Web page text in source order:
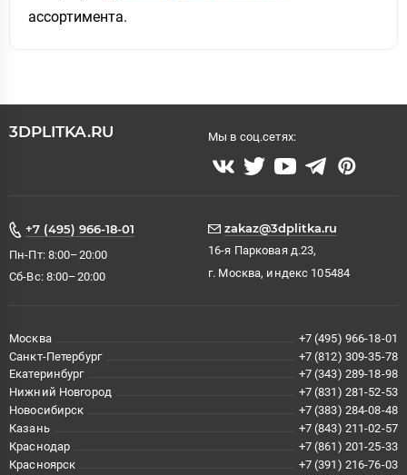
ассортимента.
3DPLITKA.RU Мы в соц.сетях:
+7 (495) 966-18-01
Пн-Пт: 8:00–20:00
Сб-Вс: 8:00–20:00
zakaz@3dplitka.ru
16-я Парковая д.23,
г. Москва, индекс 105484
Москва
+7 (495) 966-18-01
Санкт-Петербург
+7 (812) 309-35-78
Екатеринбург
+7 (343) 289-18-98
Нижний Новгород
+7 (831) 281-52-53
Новосибирск
+7 (383) 284-08-48
Казань
+7 (843) 211-02-57
Краснодар
+7 (861) 201-25-33
Красноярск
+7 (391) 216-76-03